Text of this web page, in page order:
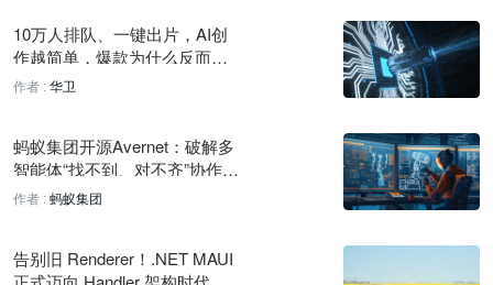
Y Combinator CEO Garry Tan：技能即提示词，无需专门提示
工程
58 分钟前
58 分钟前
MIT发现芯片防御漏洞：中断注入可绕过Intel和AMD防护
MIT CSAIL剖析AI模型隐藏供应链问题
10万人排队、一键出片，AI创
作越简单，爆款为什么反而更
难做了｜请回答 WAIC 2026
作者 : 华卫
蚂蚁集团开源Avernet：破解多
智能体“找不到、对不齐”协作难
题
作者 : 蚂蚁集团
告别旧 Renderer！.NET MAUI